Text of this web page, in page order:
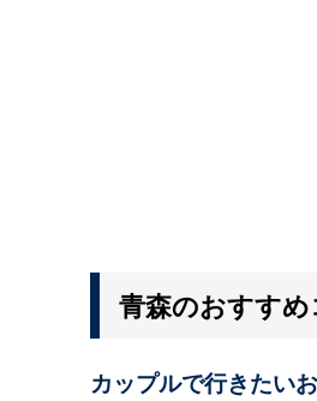
青森のおすす
カップルで行きたい